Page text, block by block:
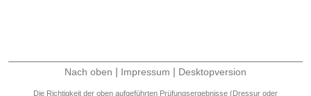
Nach oben | Impressum | Desktopversion
Die Richtigkeit der oben aufgeführten Prüfungsergebnisse (Dressur oder